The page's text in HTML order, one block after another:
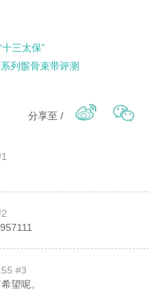
三太保”
列髌骨束带评测
分享至 /
#3
望呢。